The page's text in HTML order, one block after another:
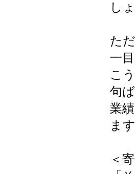
し
た
一
こ
句
業
ま
＜